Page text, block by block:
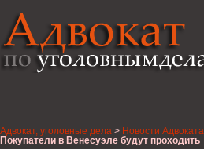
Адвокат, уголовные дела > Новости Адвоката
Покупатели в Венесуэле будут проходить